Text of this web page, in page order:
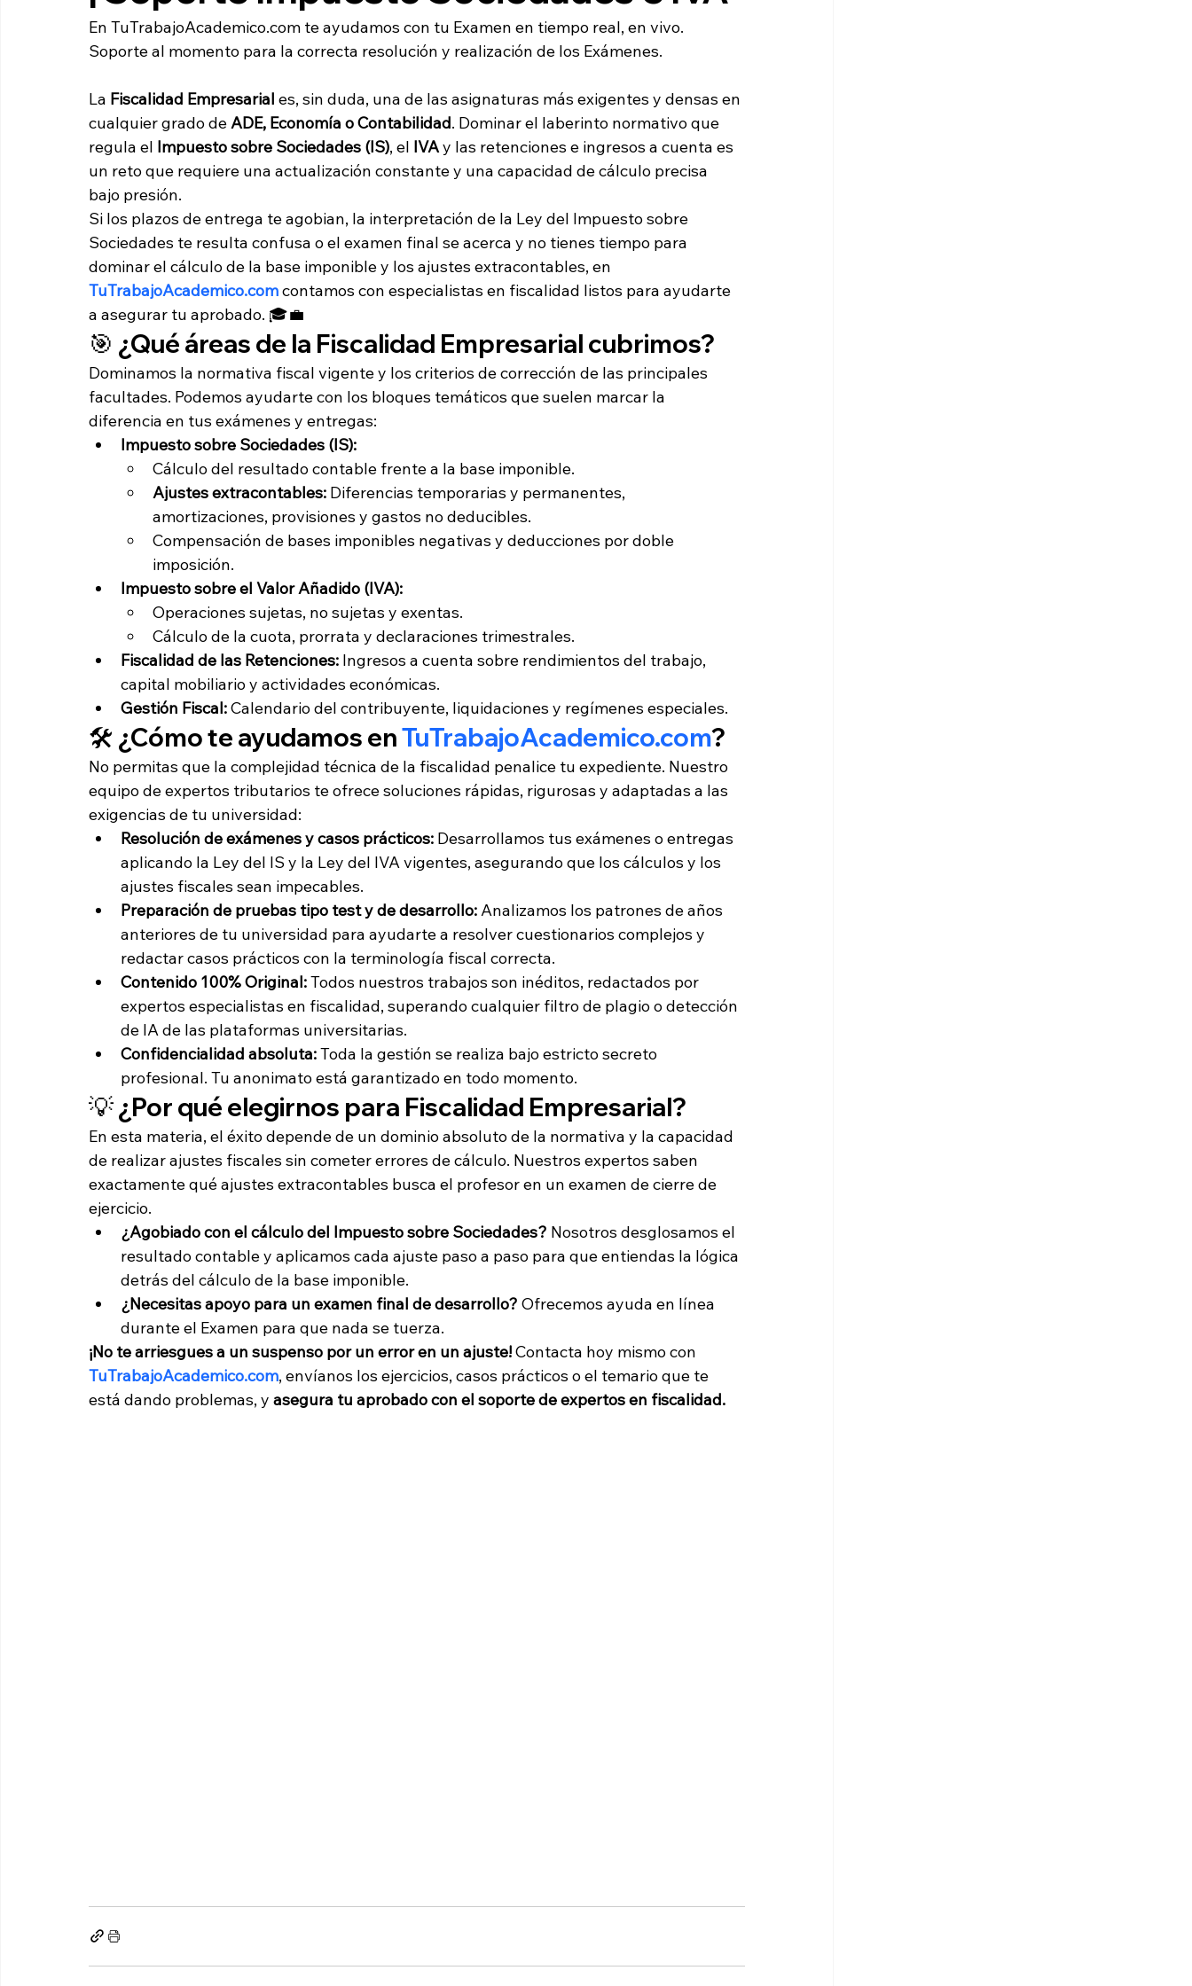
En TuTrabajoAcademico.com te ayudamos con tu Examen en tiempo real, en vivo.
Soporte al momento para la correcta resolución y realización de los Exámenes.
La Fiscalidad Empresarial es, sin duda, una de las asignaturas más exigentes y densas en
cualquier grado de ADE, Economía o Contabilidad. Dominar el laberinto normativo que
regula el Impuesto sobre Sociedades (IS), el IVA y las retenciones e ingresos a cuenta es
un reto que requiere una actualización constante y una capacidad de cálculo precisa
bajo presión.
Si los plazos de entrega te agobian, la interpretación de la Ley del Impuesto sobre
Sociedades te resulta confusa o el examen final se acerca y no tienes tiempo para
dominar el cálculo de la base imponible y los ajustes extracontables, en
TuTrabajoAcademico.com contamos con especialistas en fiscalidad listos para ayudarte
a asegurar tu aprobado. 🎓💼
🎯 ¿Qué áreas de la Fiscalidad Empresarial cubrimos?
Dominamos la normativa fiscal vigente y los criterios de corrección de las principales
facultades. Podemos ayudarte con los bloques temáticos que suelen marcar la
diferencia en tus exámenes y entregas:
Impuesto sobre Sociedades (IS):
Cálculo del resultado contable frente a la base imponible.
Ajustes extracontables: Diferencias temporarias y permanentes,
amortizaciones, provisiones y gastos no deducibles.
Compensación de bases imponibles negativas y deducciones por doble
imposición.
Impuesto sobre el Valor Añadido (IVA):
Operaciones sujetas, no sujetas y exentas.
Cálculo de la cuota, prorrata y declaraciones trimestrales.
Fiscalidad de las Retenciones: Ingresos a cuenta sobre rendimientos del trabajo,
capital mobiliario y actividades económicas.
Gestión Fiscal: Calendario del contribuyente, liquidaciones y regímenes especiales.
🛠️ ¿Cómo te ayudamos en TuTrabajoAcademico.com?
No permitas que la complejidad técnica de la fiscalidad penalice tu expediente. Nuestro
equipo de expertos tributarios te ofrece soluciones rápidas, rigurosas y adaptadas a las
exigencias de tu universidad:
Resolución de exámenes y casos prácticos: Desarrollamos tus exámenes o entregas
aplicando la Ley del IS y la Ley del IVA vigentes, asegurando que los cálculos y los
ajustes fiscales sean impecables.
Preparación de pruebas tipo test y de desarrollo: Analizamos los patrones de años
anteriores de tu universidad para ayudarte a resolver cuestionarios complejos y
redactar casos prácticos con la terminología fiscal correcta.
Contenido 100% Original: Todos nuestros trabajos son inéditos, redactados por
expertos especialistas en fiscalidad, superando cualquier filtro de plagio o detección
de IA de las plataformas universitarias.
Confidencialidad absoluta: Toda la gestión se realiza bajo estricto secreto
profesional. Tu anonimato está garantizado en todo momento.
💡 ¿Por qué elegirnos para Fiscalidad Empresarial?
En esta materia, el éxito depende de un dominio absoluto de la normativa y la capacidad
de realizar ajustes fiscales sin cometer errores de cálculo. Nuestros expertos saben
exactamente qué ajustes extracontables busca el profesor en un examen de cierre de
ejercicio.
¿Agobiado con el cálculo del Impuesto sobre Sociedades? Nosotros desglosamos el
resultado contable y aplicamos cada ajuste paso a paso para que entiendas la lógica
detrás del cálculo de la base imponible.
¿Necesitas apoyo para un examen final de desarrollo? Ofrecemos ayuda en línea
durante el Examen para que nada se tuerza.
¡No te arriesgues a un suspenso por un error en un ajuste! Contacta hoy mismo con
TuTrabajoAcademico.com, envíanos los ejercicios, casos prácticos o el temario que te
está dando problemas, y asegura tu aprobado con el soporte de expertos en fiscalidad.